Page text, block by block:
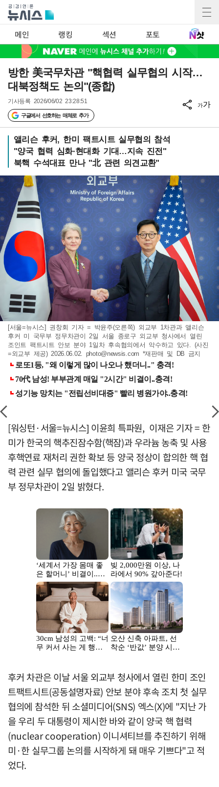
메인 랭킹 섹션 포토
방한 美국무차관 "핵협력 실무협의 시작…
대북정책도 논의"(종합)
기사등록 2026/06/02 23:28:51
구글에서 선호하는 매체로 추가
가가
앨리슨 후커, 한미 팩트시트 실무협의 참석
"양국 협력 심화·현대화 기대…지속 진전"
북핵 수석대표 만나 "北 관련 의견교환"
[서울=뉴시스] 권창회 기자 = 박윤주(오른쪽) 외교부 1차관과 앨리슨
후커 미 국무부 정무차관이 2일 서울 종로구 외교부 청사에서 열린
조인트 팩트시트 안보 분야 1일차 후속협의에서 악수하고 있다. (사진
=외교부 제공) 2026.06.02. photo@newsis.com *재판매 및 DB 금지
[워싱턴·서울=뉴시스] 이윤희 특파원, 이재은 기자 = 한
미가 한국의 핵추진잠수함(핵잠)과 우라늄 농축 및 사용
후핵연료 재처리 권한 확보 등 양국 정상이 합의한 핵 협
력 관련 실무 협의에 돌입했다고 앨리슨 후커 미국 국무
부 정무차관이 2일 밝혔다.
후커 차관은 이날 서울 외교부 청사에서 열린 한미 조인
트팩트시트(공동설명자료) 안보 분야 후속 조치 첫 실무
협의에 참석한 뒤 소셜미디어(SNS) 엑스(X)에 "지난 가
을 우리 두 대통령이 제시한 바와 같이 양국 핵 협력
(nuclear cooperation) 이니셔티브를 추진하기 위해
미·한 실무그룹 논의를 시작하게 돼 매우 기쁘다"고 적
었다.